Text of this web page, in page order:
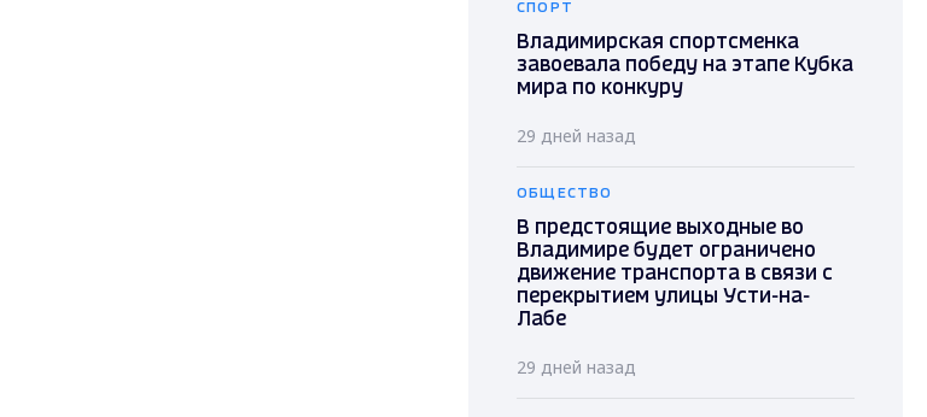
СПОРТ
Владимирская спортсменка
завоевала победу на этапе Кубка
мира по конкуру
29 дней назад
ОБЩЕСТВО
В предстоящие выходные во
Владимире будет ограничено
движение транспорта в связи с
перекрытием улицы Усти-на-
Лабе
29 дней назад